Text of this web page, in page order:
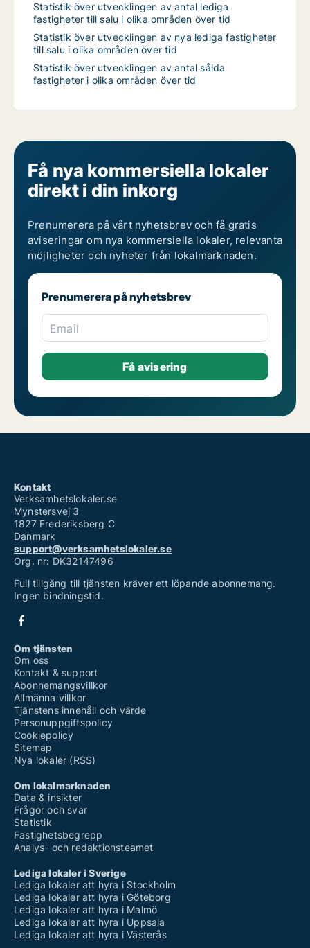
Statistik över utvecklingen av antal lediga
fastigheter till salu i olika områden över tid
Statistik över utvecklingen av nya lediga fastigheter
till salu i olika områden över tid
Statistik över utvecklingen av antal sålda
fastigheter i olika områden över tid
Få nya kommersiella lokaler
direkt i din inkorg
Prenumerera på vårt nyhetsbrev och få gratis
aviseringar om nya kommersiella lokaler, relevanta
möjligheter och nyheter från lokalmarknaden.
Prenumerera på nyhetsbrev
Email
Kontakt
Verksamhetslokaler.se
Mynstersvej 3
1827 Frederiksberg C
Danmark
support@verksamhetslokaler.se
Org. nr: DK32147496
Full tillgång till tjänsten kräver ett löpande abonnemang.
Ingen bindningstid.
Om tjänsten
Om oss
Kontakt & support
Abonnemangsvillkor
Allmänna villkor
Tjänstens innehåll och värde
Personuppgiftspolicy
Cookiepolicy
Sitemap
Nya lokaler (RSS)
Om lokalmarknaden
Data & insikter
Frågor och svar
Statistik
Fastighetsbegrepp
Analys- och redaktionsteamet
Lediga lokaler i Sverige
Lediga lokaler att hyra i Stockholm
Lediga lokaler att hyra i Göteborg
Lediga lokaler att hyra i Malmö
Lediga lokaler att hyra i Uppsala
Lediga lokaler att hyra i Västerås